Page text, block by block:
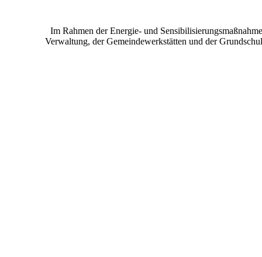
Im Rahmen der Energie- und
Verwaltung, der Gemeindewerkstätten und der